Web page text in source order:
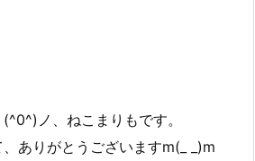
ノ、ねこまりもです。
ありがとうございますm(_ _)m